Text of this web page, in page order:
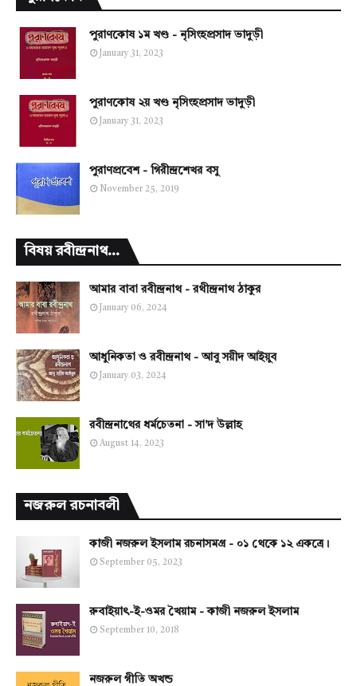
পুরাণকোষ ১ম খণ্ড - নৃসিংহপ্রসাদ ভাদুড়ী
January 31, 2023
পুরাণকোষ ২য় খণ্ড নৃসিংহপ্রসাদ ভাদুড়ী
January 31, 2023
পুরাণপ্রবেশ - গিরীন্দ্রশেখর বসু
November 25, 2019
বিষয় রবীন্দ্রনাথ...
আমার বাবা রবীন্দ্রনাথ - রথীন্দ্রনাথ ঠাকুর
January 06, 2024
আধুনিকতা ও রবীন্দ্রনাথ - আবু সয়ীদ আইয়ুব
January 03, 2024
রবীন্দ্রনাথের ধর্মচেতনা - সা'দ উল্লাহ
August 14, 2023
নজরুল রচনাবলী
কাজী নজরুল ইসলাম রচনাসমগ্র - ০১ থেকে ১২ একত্রে।
September 05, 2023
রুবাইয়াৎ-ই-ওমর খৈয়াম - কাজী নজরুল ইসলাম
September 10, 2018
নজরুল গীতি অখন্ড